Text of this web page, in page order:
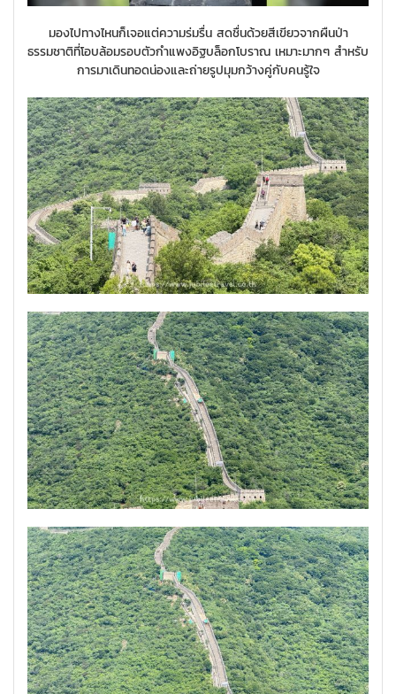
มองไปทางไหนก็เจอแต่ความร่มรื่น สดชื่นด้วยสีเขียวจากผืนป่า
ธรรมชาติที่โอบล้อมรอบตัวกำแพงอิฐบล็อกโบราณ เหมาะมากๆ สำหรับ
การมาเดินทอดน่องและถ่ายรูปมุมกว้างคู่กับคนรู้ใจ